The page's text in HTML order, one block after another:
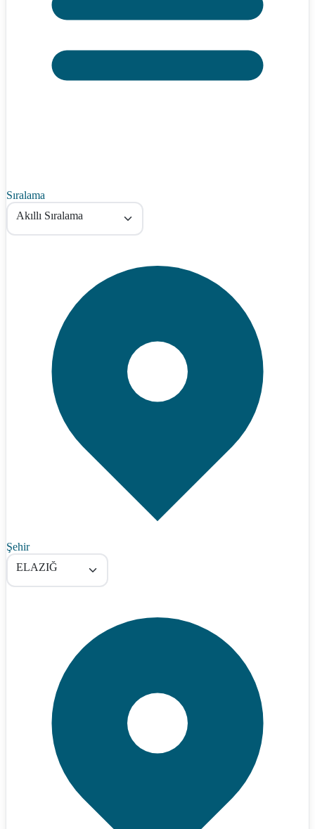
Sıralama
Akıllı Sıralama
Şehir
ELAZIĞ